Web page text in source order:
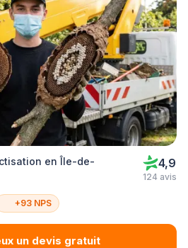
en Île-de-
4,9
124 avis
+93 NPS
un devis gratuit